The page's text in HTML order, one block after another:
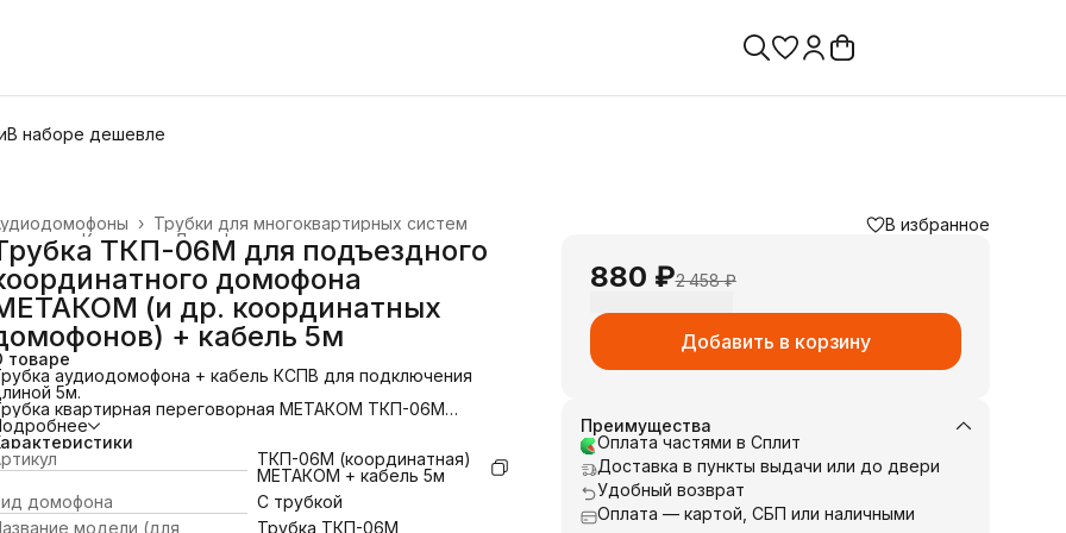
В наборе дешевле
Трубки для многоквартирных систем
›
Домофоны
Каталог
ТКП-06М для подъездного
домофона
(и др. координатных
+ кабель 5м
товаре
аудиодомофона + кабель КСПВ для подключения
5м.
квартирная переговорная МЕТАКОМ ТКП-06М
для использования в составе домофонных
МЕТАКОМ с координатной адресацией абонентов.
МЕТАКОМ ТКП-06М устанавливается в квартире
и используется для звукового вызова абонента
вызывное устройство домофона, связи посетитель-
и дистанционного открывания входной двери
ТКП-06М (координатная)
МЕТАКОМ + кабель 5м
домофона
С трубкой
модели (для
Трубка ТКП-06М
В избранное
880 ₽2 458 ₽
Добавить в корзину
Преимущества
Оплата частями в Сплит
Доставка в пункты выдачи или до двери
Удобный возврат
Оплата — картой, СБП или наличными